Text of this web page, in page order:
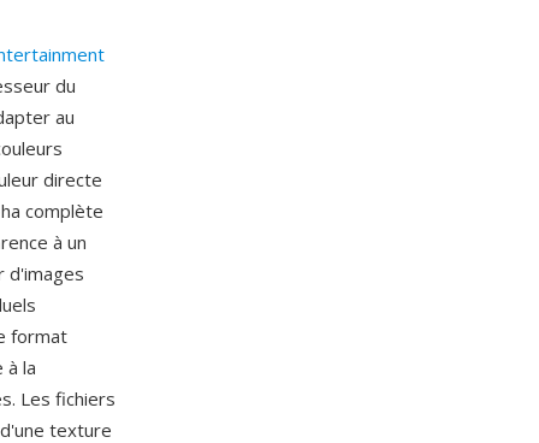
du
au
directe
complète
à un
d'images
format
à la
Les fichiers
texture